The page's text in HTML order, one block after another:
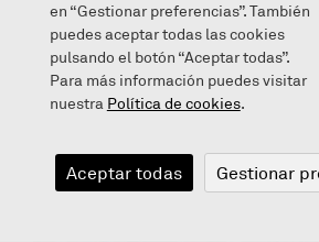
Bloga
en “Gestionar preferencias”. También
puedes aceptar todas las cookies
pulsando el botón “Aceptar todas”.
Para más información puedes visitar
nuestra Política de cookies.
Aceptar todas Gestionar